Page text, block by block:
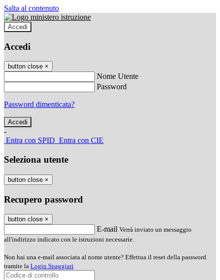
Salta al contenuto
Accedi
Accedi
button close ×
Nome Utente
Password
Password dimenticata?
-
Entra con SPID Entra con CIE
Seleziona utente
button close ×
Recupero password
button close ×
E-mail Verrà inviato un messaggio
all'indirizzo indicato con le istruzioni necessarie.
Non hai una e-mail associata al nome utente? Effettua il reset della password
tramite la Login Spaggiari